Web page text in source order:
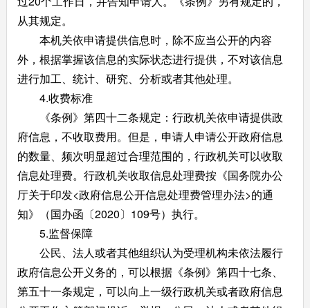
从其规定。
本机关依申请提供信息时，除不应当公开的内容
外，根据掌握该信息的实际状态进行提供，不对该信息
进行加工、统计、研究、分析或者其他处理。
4.收费标准
《条例》第四十二条规定：行政机关依申请提供政
府信息，不收取费用。但是，申请人申请公开政府信息
的数量、频次明显超过合理范围的，行政机关可以收取
信息处理费。行政机关收取信息处理费按《国务院办公
厅关于印发<政府信息公开信息处理费管理办法>的通
知》（国办函〔2020〕109号）执行。
5.监督保障
公民、法人或者其他组织认为受理机构未依法履行
政府信息公开义务的，可以根据《条例》第四十七条、
第五十一条规定，可以向上一级行政机关或者政府信息